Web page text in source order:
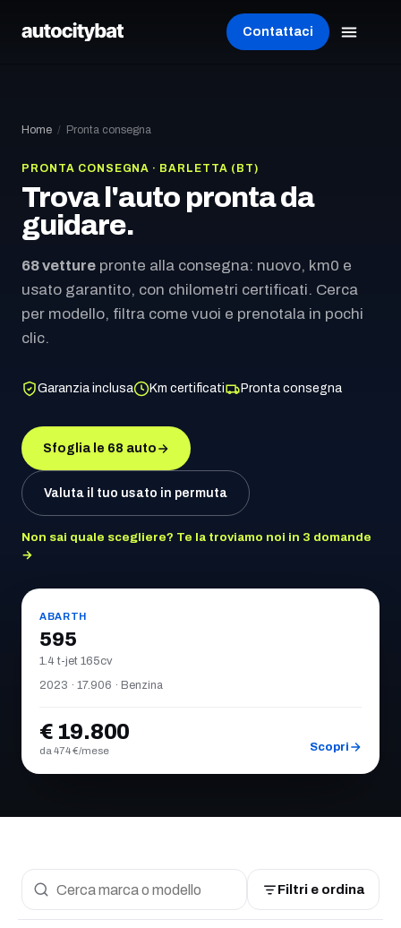
Contattaci
Home / Pronta consegna
PRONTA CONSEGNA · BARLETTA (BT)
Trova l'auto pronta da
guidare.
68vetture pronte alla consegna: nuovo, km0 e
usato garantito, con chilometri certificati. Cerca
per modello, filtra come vuoi e prenotala in pochi
clic.
Garanzia inclusa Km certificati Pronta consegna
Sfoglia le 68 auto
Valuta il tuo usato in permuta
Non sai quale scegliere? Te la troviamo noi in 3 domande
→
Usato
ABARTH
595
1.4 t-jet 165cv
2023 · 17.906 · Benzina
€ 19.800
da 474€/mese Scopri
Sfoglia tutte le auto disponibili
Filtri e ordina